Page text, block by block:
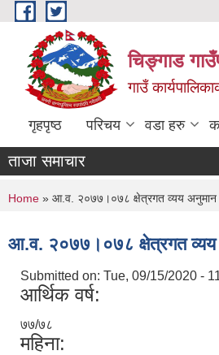
Skip to main content
चिङ्गाड
गाउँ
गृहपृष्ठ परिचय वडा हरु
ताजा समाचार
You are here
Home » आ.व. २०७७।०७८ क्षेत्रगत व्यय अनुमान
आ.व. २०७७।०७८ क्षेत्रगत
Submitted on: Tue, 09/15/2020 -
आर्थिक वर्ष:
७७/७८
महिना: